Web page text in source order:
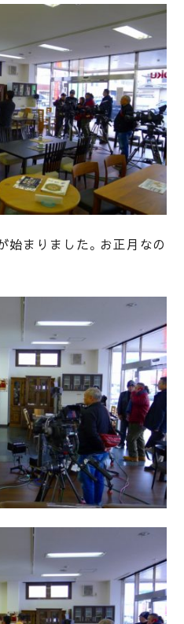
始まりました。お正月なの